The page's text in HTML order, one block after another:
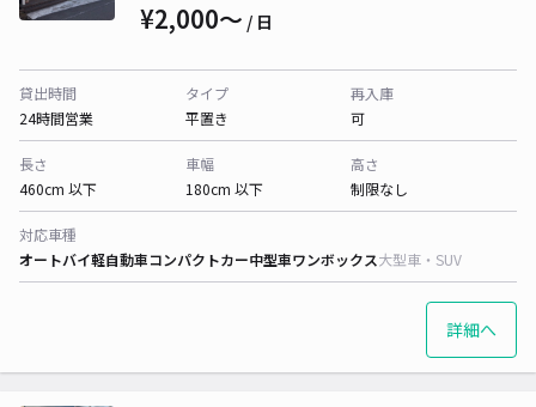
¥2,000〜 / 日
貸出時間
24時間営業
タイプ
平置き
再入庫
可
長さ
460cm 以下
車幅
180cm 以下
高さ
制限なし
対応車種
オートバイ軽自動車コンパクトカー中型車ワンボックス大型車・SUV
詳細へ